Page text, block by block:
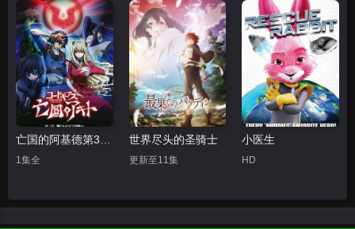
1集全
世界尽头的圣骑士
更新至11集
小医生
HD